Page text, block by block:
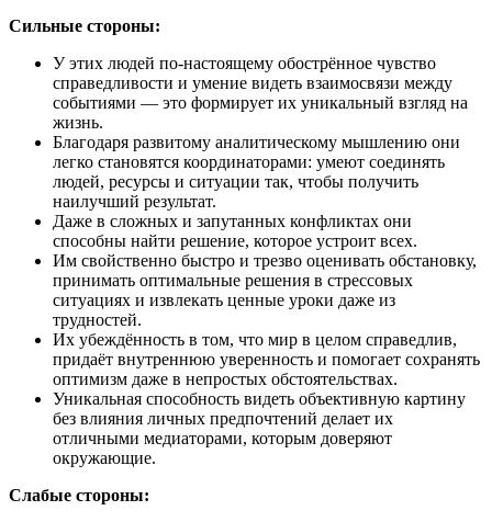
Сильные стороны:
У этих людей по-настоящему обострённое чувство
справедливости и умение видеть взаимосвязи между
событиями — это формирует их уникальный взгляд на
жизнь.
Благодаря развитому аналитическому мышлению они
легко становятся координаторами: умеют соединять
людей, ресурсы и ситуации так, чтобы получить
наилучший результат.
Даже в сложных и запутанных конфликтах они
способны найти решение, которое устроит всех.
Им свойственно быстро и трезво оценивать обстановку,
принимать оптимальные решения в стрессовых
ситуациях и извлекать ценные уроки даже из
трудностей.
Их убеждённость в том, что мир в целом справедлив,
придаёт внутреннюю уверенность и помогает сохранять
оптимизм даже в непростых обстоятельствах.
Уникальная способность видеть объективную картину
без влияния личных предпочтений делает их
отличными медиаторами, которым доверяют
окружающие.
Слабые стороны: